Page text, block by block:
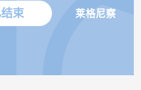
结束 莱格尼察